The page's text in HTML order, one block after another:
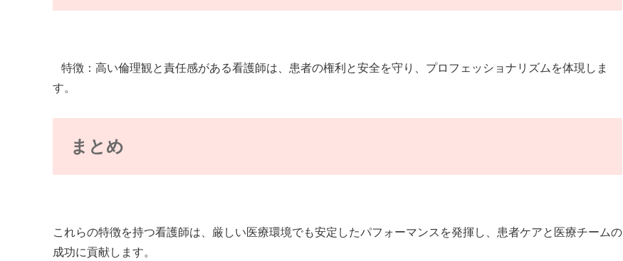
特徴：高い倫理観と責任感がある看護師は、患者の権利と安全を守り、プロフェッショナリズムを体現しま
す。
まとめ
これらの特徴を持つ看護師は、厳しい医療環境でも安定したパフォーマンスを発揮し、患者ケアと医療チームの
成功に貢献します。